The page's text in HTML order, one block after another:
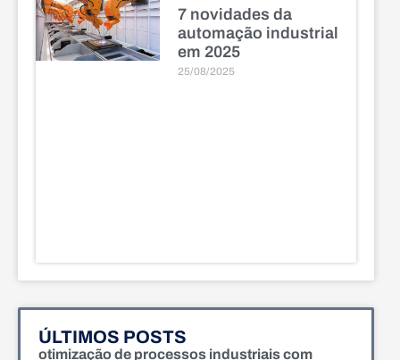
7 novidades da
automação industrial
em 2025
25/08/2025
ÚLTIMOS POSTS
otimização de processos industriais com